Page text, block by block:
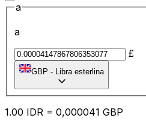
a
a
£
GBP - Libra esterlina
1.00 IDR = 0,000041 GBP